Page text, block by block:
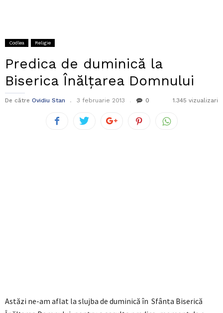
Codlea Religie
Predica de duminică la
Biserica Înălțarea Domnului
De către Ovidiu Stan 3 februarie 2013 0 1.345 vizualizari
Astăzi ne-am aflat la slujba de duminică în Sfânta Biserică